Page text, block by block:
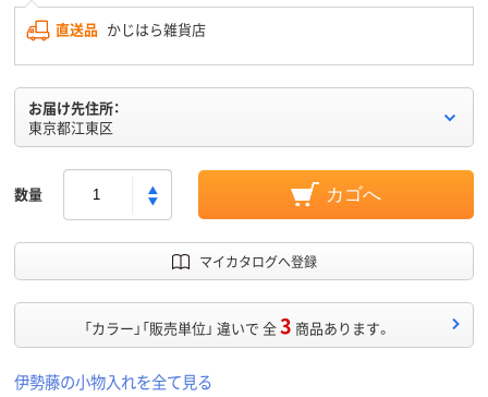
直送品 かじはら雑貨店
お届け先住所：
東京都江東区
数量 カゴへ
マイカタログへ登録
「カラー」「販売単位」 違いで 全3 商品あります。
伊勢藤の小物入れを全て見る